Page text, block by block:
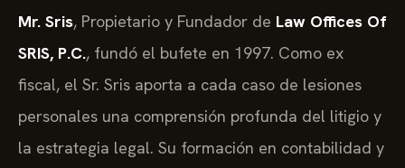
Mr. Sris, Propietario y Fundador de Law Offices Of
SRIS, P.C., fundó el bufete en 1997. Como ex
fiscal, el Sr. Sris aporta a cada caso de lesiones
personales una comprensión profunda del litigio y
la estrategia legal. Su formación en contabilidad y